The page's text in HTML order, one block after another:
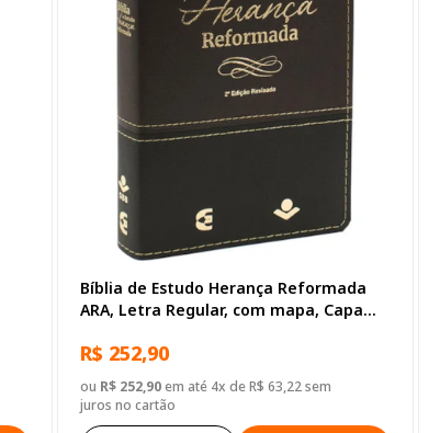
Bíblia de Estudo Herança Reformada
ARA, Letra Regular, com mapa, Capa
R$ 252,90
ou R$ 252,90em até 4x de R$ 63,22 sem
juros no cartão